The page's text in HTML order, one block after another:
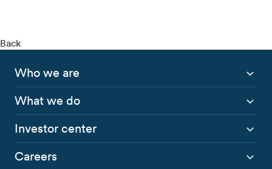
Back
Who we are
What we do
Investor center
Careers